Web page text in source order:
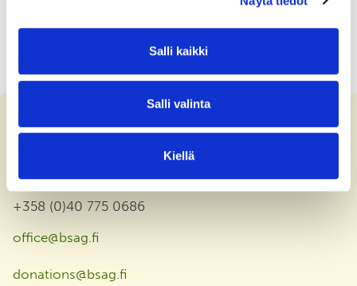
Salli kaikki
Salli valinta
Kiellä
Contact us
+358 (0)40 775 0686
office@bsag.fi
donations@bsag.fi